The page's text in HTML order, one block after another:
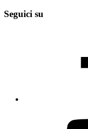
Seguici su